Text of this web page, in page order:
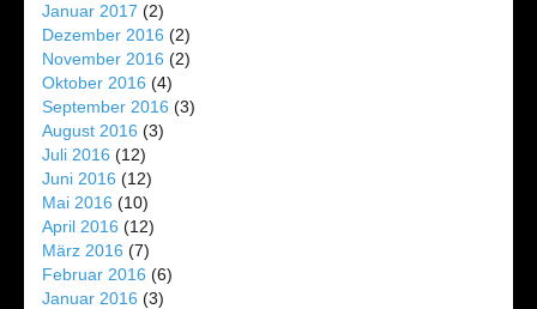
Januar 2017 (2)
Dezember 2016 (2)
November 2016 (2)
Oktober 2016 (4)
September 2016 (3)
August 2016 (3)
Juli 2016 (12)
Juni 2016 (12)
Mai 2016 (10)
April 2016 (12)
März 2016 (7)
Februar 2016 (6)
Januar 2016 (3)